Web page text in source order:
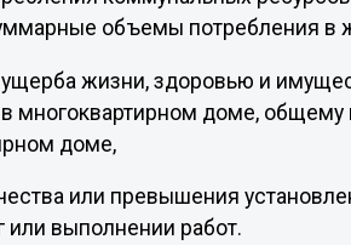
объемы потребления
жизни, здоровью и
многоквартирном доме, общему
доме,
или превышения
или выполнении работ.